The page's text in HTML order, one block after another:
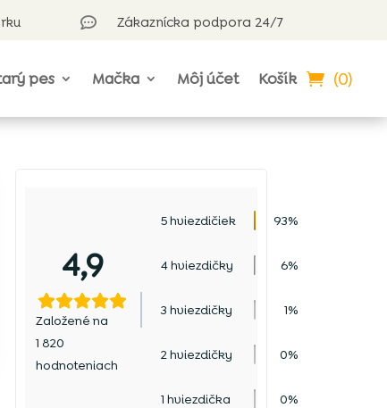
 Zákaznícka podpora 24/7
pes Mačka Môj účet Košík (0)
4,9
Založené na
1 820
hodnoteniach
5 hviezdičiek 93%
4 hviezdičky 6%
3 hviezdičky 1%
2 hviezdičky 0%
1 hviezdička 0%